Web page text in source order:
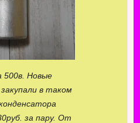
500в. Новые
в таком
за пару. От